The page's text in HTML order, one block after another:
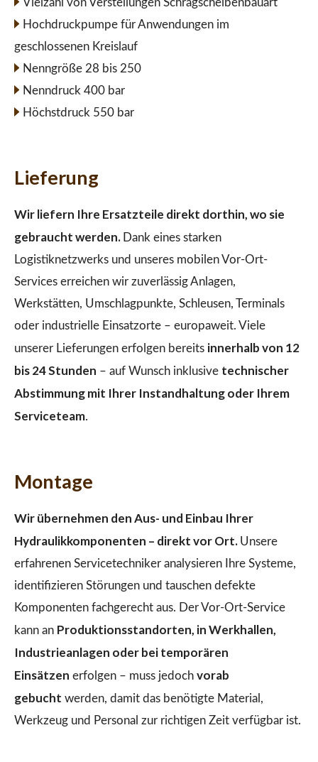
Vielzahl von Verstellungen Schrägscheibenbauart
Hochdruckpumpe für Anwendungen im
geschlossenen Kreislauf
Nenngröße 28 bis 250
Nenndruck 400 bar
Höchstdruck 550 bar
Lieferung
Wir liefern Ihre Ersatzteile direkt dorthin, wo sie
gebraucht werden. Dank eines starken
Logistiknetzwerks und unseres mobilen Vor-Ort-
Services erreichen wir zuverlässig Anlagen,
Werkstätten, Umschlagpunkte, Schleusen, Terminals
oder industrielle Einsatzorte – europaweit. Viele
unserer Lieferungen erfolgen bereits innerhalb von 12
bis 24 Stunden – auf Wunsch inklusive technischer
Abstimmung mit Ihrer Instandhaltung oder Ihrem
Serviceteam.
Montage
Wir übernehmen den Aus- und Einbau Ihrer
Hydraulikkomponenten – direkt vor Ort. Unsere
erfahrenen Servicetechniker analysieren Ihre Systeme,
identifizieren Störungen und tauschen defekte
Komponenten fachgerecht aus. Der Vor-Ort-Service
kann an Produktionsstandorten, in Werkhallen,
Industrieanlagen oder bei temporären
Einsätzen erfolgen – muss jedoch vorab
gebucht werden, damit das benötigte Material,
Werkzeug und Personal zur richtigen Zeit verfügbar ist.